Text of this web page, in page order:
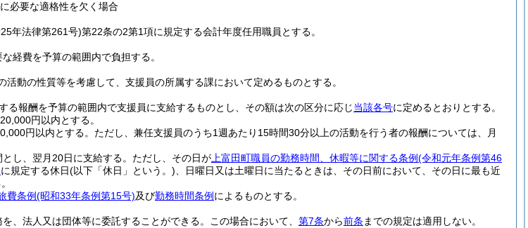
必要な適格性を欠く場合
年法律第261号)第22条の2第1項に規定する会計年度任用職員とする。
経費を予算の範囲内で負担する。
動の性質等を考慮して、支援員の所属する課において定めるものとする。
る報酬を予算の範囲内で支援員に支給するものとし、その額は次の区分に応じ当該各号に定めるとおりとする。
円以内とする。
円以内とする。 ただし、兼任支援員のうち1週あたり15時間30分以上の活動を行う者の報酬については、月
し、翌月20日に支給する。 ただし、その日が 上富田町職員の勤務時間、休暇等に関する条例(令和元年条例第46
に規定する休日(以下「休日」という。) 、日曜日又は土曜日に当たるときは、その日前において、その日に最も近
費条例(昭和33年条例第15号)及び勤務時間条例 によるものとする。
、法人又は団体等に委託することができる。 この場合において、 第7条から前条 までの規定は適用しない。